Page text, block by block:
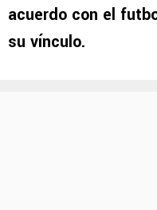
acuerdo con el
su vínculo.